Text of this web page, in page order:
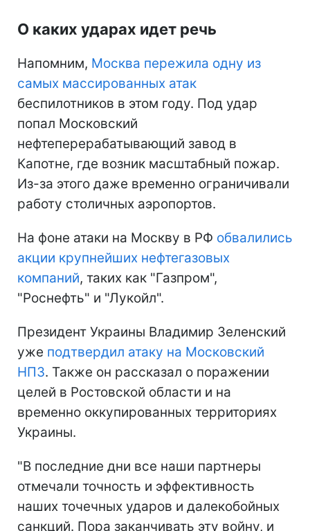
О каких ударах идет речь
Напомним, Москва пережила одну из
самых массированных атак
беспилотников в этом году. Под удар
попал Московский
нефтеперерабатывающий завод в
Капотне, где возник масштабный пожар.
Из-за этого даже временно ограничивали
работу столичных аэропортов.
На фоне атаки на Москву в РФ обвалились
акции крупнейших нефтегазовых
компаний, таких как "Газпром",
"Роснефть" и "Лукойл".
Президент Украины Владимир Зеленский
уже подтвердил атаку на Московский
НПЗ. Также он рассказал о поражении
целей в Ростовской области и на
временно оккупированных территориях
Украины.
"В последние дни все наши партнеры
отмечали точность и эффективность
наших точечных ударов и далекобойных
санкций. Пора заканчивать эту войну, и